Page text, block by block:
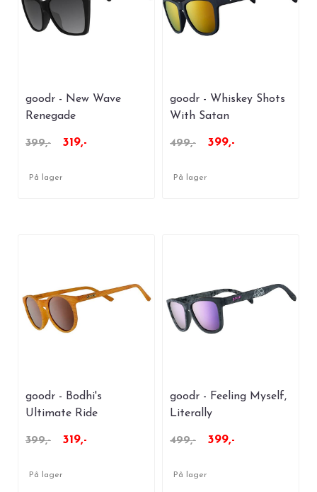
goodr - New Wave
Renegade
399,- 319,-
På lager
goodr - Whiskey Shots
With Satan
499,- 399,-
På lager
goodr - Bodhi's
Ultimate Ride
399,- 319,-
På lager
goodr - Feeling Myself,
Literally
499,- 399,-
På lager